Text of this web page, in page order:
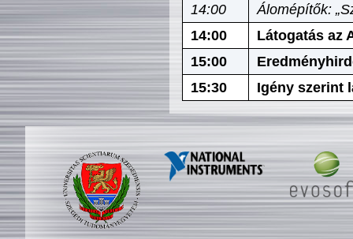
14:00
Álomépítők:
14:00
Látogatás az
15:00
15:30
Igény szerint